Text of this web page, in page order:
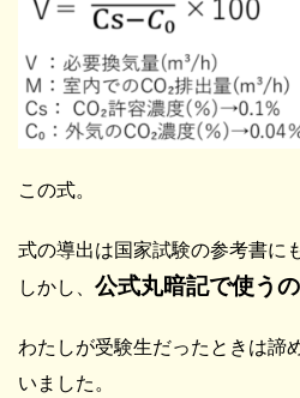
この式。
式の導出は国家試験の参考書に
しかし、 公式丸暗記で使うの
わたしが受験生だったときは諦
いました。